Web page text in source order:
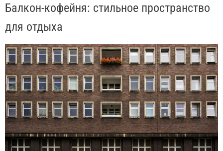
Балкон-кофейня: стильное пространство
для отдыха